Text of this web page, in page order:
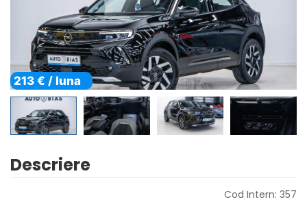
213 € / luna
Descriere
Cod Intern: 357